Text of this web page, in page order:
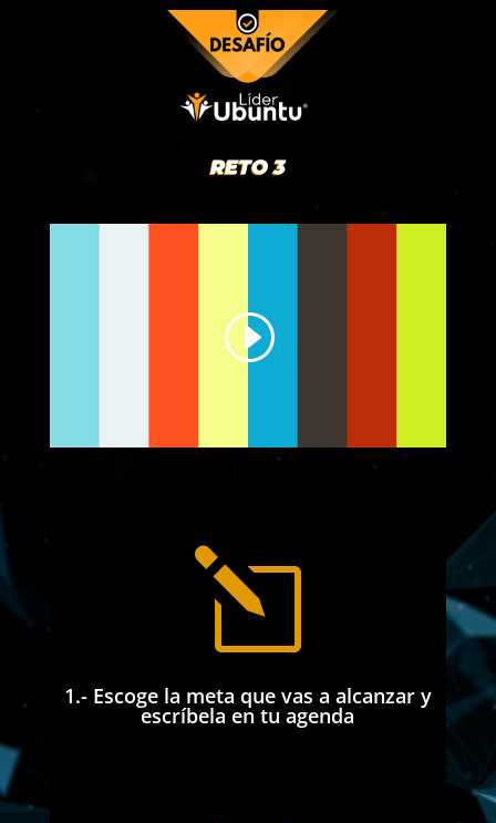
RETO 3
l
1.- Escoge la meta que vas a alcanzar y
escríbela en tu agenda